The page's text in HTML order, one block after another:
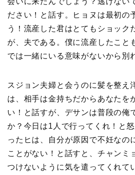
ださい！と話す。ヒョヌは最初の
う！流産した君はとてもショック
が、夫である。僕に流産したこと
では一緒にいる意味がないから別
スジョン夫婦と会うのに髪を整え
は、相手は金持ちだからあなたを
い！と話すが、デサンは普段の俺
か？今日は1人で行ってくれ！と
ったヒは、自分が原因で不妊なの
ことがない！と話すと、チャンミ
つけないように気を遣ってくれて